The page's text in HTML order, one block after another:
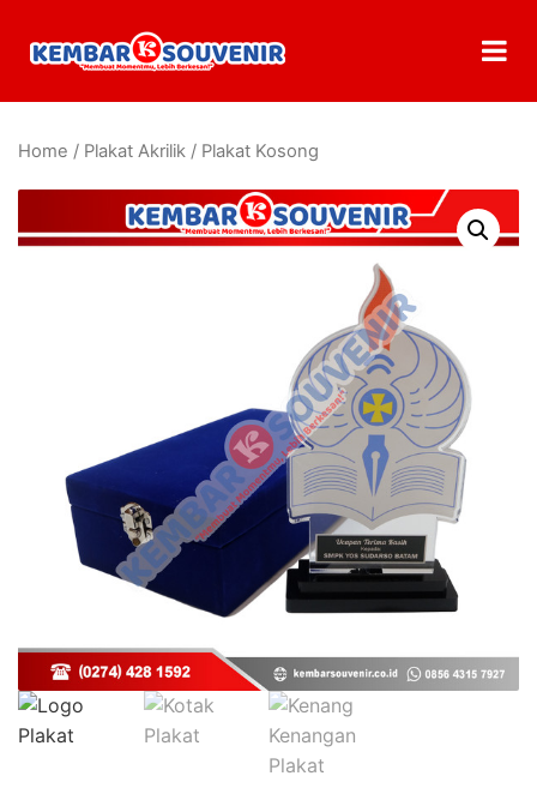
Home / Plakat Akrilik / Plakat Kosong